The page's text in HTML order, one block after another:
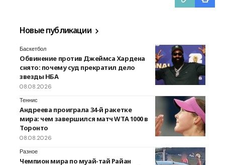
Новые публикации
Баскетбол
Обвинение против Джеймса Хардена
снято: почему суд прекратил дело
звезды НБА
08.08.2026
Теннис
Андреева проиграла 34-й ракетке
мира: чем завершился матч WTA 1000 в
Торонто
08.08.2026
Разное
Чемпион мира по муай-тай Райан